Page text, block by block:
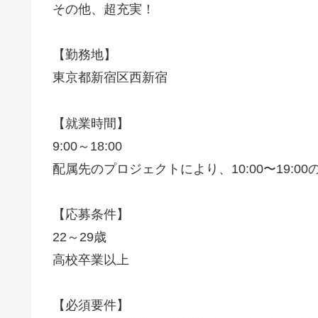
その他、超充実！
【勤務地】
東京都新宿区西新宿
【就業時間】
9:00～18:00
配属先のプロジェクトにより、10:00〜19:00
【応募条件】
22～29歳
高校卒業以上
【必須要件】